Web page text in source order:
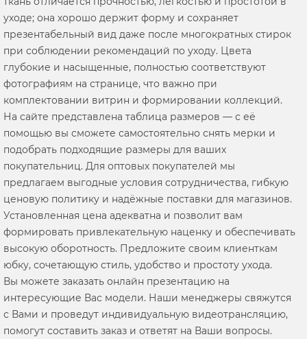
уходе; она хорошо держит форму и сохраняет
презентабельный вид даже после многократных стирок
при соблюдении рекомендаций по уходу. Цвета
глубокие и насыщенные, полностью соответствуют
фотографиям на странице, что важно при
комплектовании витрин и формировании коллекций.
На сайте представлена таблица размеров — с её
помощью вы сможете самостоятельно снять мерки и
подобрать подходящие размеры для ваших
покупательниц. Для оптовых покупателей мы
предлагаем выгодные условия сотрудничества, гибкую
ценовую политику и надёжные поставки для магазинов.
Установленная цена адекватна и позволит вам
формировать привлекательную наценку и обеспечивать
высокую оборотность. Предложите своим клиенткам
юбку, сочетающую стиль, удобство и простоту ухода.
Вы можете заказать онлайн презентацию на
интересующие Вас модели. Наши менеджеры свяжутся
с Вами и проведут индивидуальную видеотрансляцию,
помогут составить заказ и ответят на Ваши вопросы.